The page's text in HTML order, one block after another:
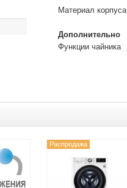
Материал корпуса
Дополнительно
Функции чайника
Распродажа